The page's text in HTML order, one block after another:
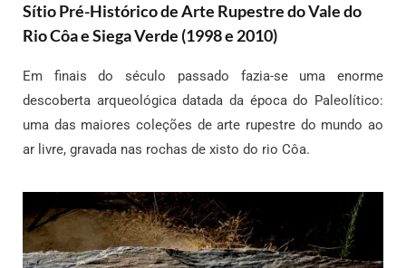
Sítio Pré-Histórico de Arte Rupestre do Vale do
Rio Côa e Siega Verde (1998 e 2010)
Em finais do século passado fazia-se uma enorme
descoberta arqueológica datada da época do Paleolítico:
uma das maiores coleções de arte rupestre do mundo ao
ar livre, gravada nas rochas de xisto do rio Côa.